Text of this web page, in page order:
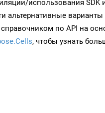
использования SDK
альтернативные варианты
по API на
, чтобы узнать